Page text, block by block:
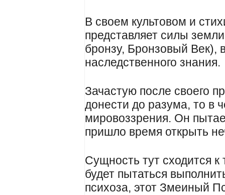
В своем культовом и
представляет силы
бронзу, Бронзовый Век),
наследственного знания.
Зачастую после своего
донести до разума, то в
мировоззрения. Он
пришло время открыть
Сущность тут сходится
будет пытаться
психоза, этот Змеиный